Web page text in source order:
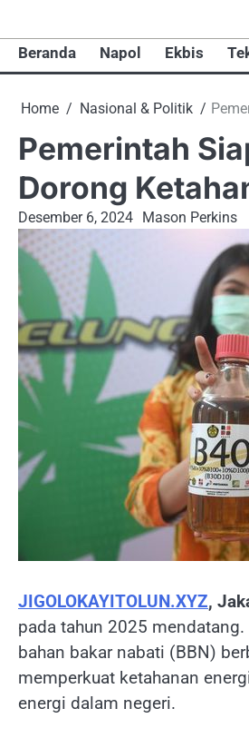
content
Beranda Napol Ekbis
Home Nasional & Politik
Pemerintah
Dorong
Desember 6, 2024 Mason Perkins
JIGOLOKAYITOLUN.XYZ,
pada tahun 2025
bahan bakar nabati (BBN)
memperkuat ketahanan
energi dalam negeri.